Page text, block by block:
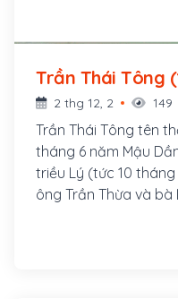
2 thg 12, 2 149
Trần Thái Tông tên
tháng 6 năm Mậu
triều Lý (tức 10 tháng
ông Trần Thừa và bà Lê
hơn 32 năm (1225 -